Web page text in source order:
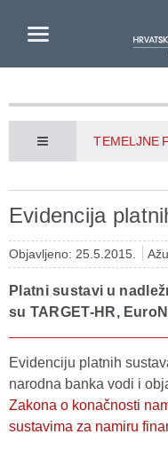
TEMELJNE
Evidencija
Objavljeno: 25.5.2015.
Platni sustavi u
su TARGET-HR,
Evidenciju platnih
narodna banka vodi i
Zakona o konačnosti
sustavima za namiru